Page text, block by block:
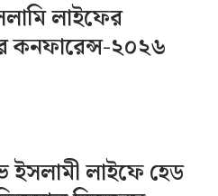
লাইফের
কনফারেন্স-২০২৬
ইসলামী লাইফে হেড